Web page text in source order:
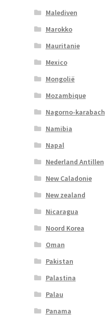
Malediven
Marokko
Mauritanie
Mexico
Mongolië
Mozambique
Nagorno-karabach
Namibia
Napal
Nederland Antillen
New Caladonie
New zealand
Nicaragua
Noord Korea
Oman
Pakistan
Palastina
Palau
Panama